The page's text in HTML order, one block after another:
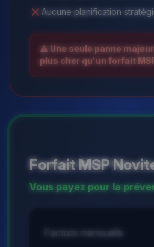
Aucune planification
⚠️ Une seule panne
plus cher qu'un forfait
Forfait MSP
Vous payez pour la
Facture mensuelle